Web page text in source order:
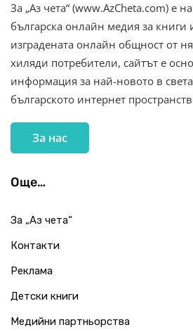
За „Аз чета“ (www.AzCheta.com) е
българска онлайн медия за книги
изградената онлайн общност от
хиляди потребители, сайтът е
информация за най-новото в
българското интернет
За нас
Още…
За „Аз чета“
Контакти
Реклама
Детски книги
Медийни партньорства